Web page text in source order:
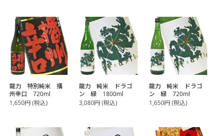
龍力 特別純米 播
州辛口 720ml
1,650円(税込)
龍力 純米 ドラゴ
ン 緑 1800ml
3,080円(税込)
龍力 純米 ドラゴ
ン 緑 720ml
1,650円(税込)